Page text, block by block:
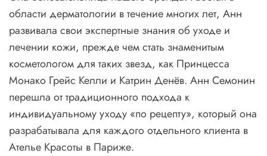
области дерматологии в течение многих лет, Анн
развивала свои экспертные знания об уходе и
лечении кожи, прежде чем стать знаменитым
косметологом для таких звезд, как Принцесса
Монако Грейс Келли и Катрин Денёв. Анн Семонин
перешла от традиционного подхода к
индивидуальному уходу «по рецепту», который она
разрабатывала для каждого отдельного клиента в
Ателье Красоты в Париже.